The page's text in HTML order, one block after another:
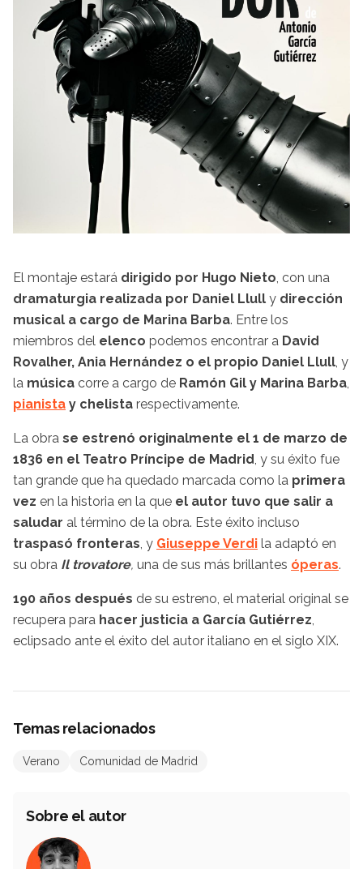
El montaje estará dirigido por Hugo Nieto, con una
dramaturgia realizada por Daniel Llull y dirección
musical a cargo de Marina Barba. Entre los
miembros del elenco podemos encontrar a David
Rovalher, Ania Hernández o el propio Daniel Llull, y
la música corre a cargo de Ramón Gil y Marina Barba,
pianista y chelista respectivamente.
La obra se estrenó originalmente el 1 de marzo de
1836 en el Teatro Príncipe de Madrid, y su éxito fue
tan grande que ha quedado marcada como la primera
vez en la historia en la que el autor tuvo que salir a
saludar al término de la obra. Este éxito incluso
traspasó fronteras, y Giuseppe Verdi la adaptó en
su obra Il trovatore, una de sus más brillantes óperas.
190 años después de su estreno, el material original se
recupera para hacer justicia a García Gutiérrez,
eclipsado ante el éxito del autor italiano en el siglo XIX.
Temas relacionados
Verano Comunidad de Madrid
Sobre el autor